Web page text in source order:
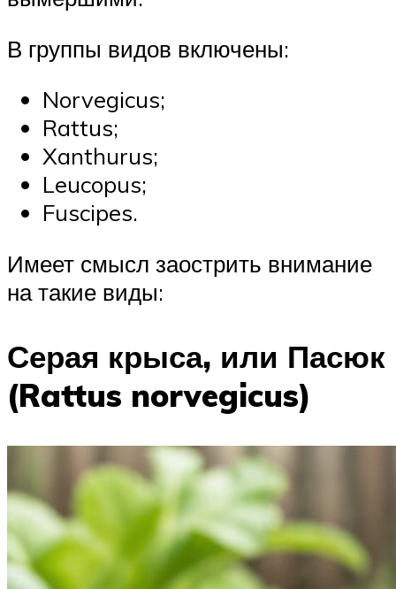
В группы видов включены:
Norvegicus;
Rattus;
Xanthurus;
Leucopus;
Fuscipes.
Имеет смысл заострить внимание
на такие виды:
Серая крыса, или Пасюк
(Rattus norvegicus)